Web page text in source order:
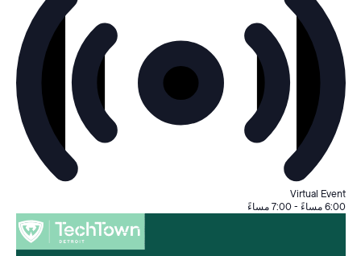
Virtual Event
6:00 مساءً
-7:00 مساءً